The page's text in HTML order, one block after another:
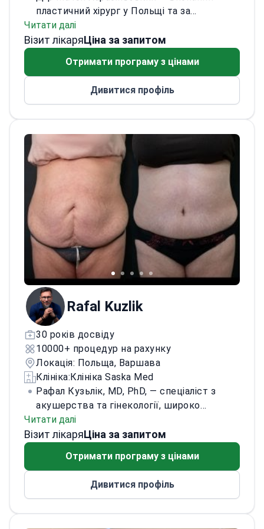
пластичний хірург у Польщі та за
кордоном. Він є членом Польського
товариства пластичної, реконструктивної
конфедерації пластичної,
Був медичним директором і керівником
хірургом і консультантом у Клініці
пластичної хірургії д-ра Анджея
Санковського. Також був старшим
асистентом Клініки пластичної хірургії
лікарні ім. Орловського у Варшаві.
Спеціалізується на ринопластиці, операціях
на грудях (збільшення, підтяжка,
зменшення), абдомінопластиці, підтяжці
обличчя, отопластиці, блефаропластиці та
ліпосакції. Є автором або співавтором
численних наукових праць. Займається
наставництвом у цій сфері та має довіру
багатьох пацієнтів.
Читати далі
Візит лікаряЦіна за запитом
Отримати програму з цінами
Дивитися профіль
Rafal Kuzlik
30 років досвіду
10000+ процедур на рахунку
Локація: Польща, Варшава
Клініка:Клініка Saska Med
Рафал Кузьлік, MD, PhD, — спеціаліст з
акушерства та гінекології, широко
визнаний у галузі пластичної,
реконструктивної, естетичної та
Варшаві та Дубаї. Має понад 30 років у
практики. У 2012–2020 роках очолював
Читати далі
Візит лікаряЦіна за запитом
Отримати програму з цінами
Дивитися профіль